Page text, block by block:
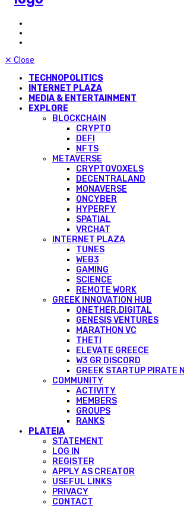
✕ Close
TECHNOPOLITICS
INTERNET PLAZA
MEDIA & ENTERTAINMENT
EXPLORE
BLOCKCHAIN
CRYPTO
DEFI
NFTS
METAVERSE
CRYPTOVOXELS
DECENTRALAND
MONAVERSE
ONCYBER
HYPERFY
SPATIAL
VRCHAT
INTERNET PLAZA
TUNES
WEB3
GAMING
SCIENCE
REMOTE WORK
GREEK INNOVATION HUB
ONETHER.DIGITAL
GENESIS VENTURES
MARATHON VC
THETI
ELEVATE GREECE
W3 GR DISCORD
GREEK STARTUP PIRATE
COMMUNITY
ACTIVITY
MEMBERS
GROUPS
RANKS
PLATEIA
STATEMENT
LOG IN
REGISTER
APPLY AS CREATOR
USEFUL LINKS
PRIVACY
CONTACT